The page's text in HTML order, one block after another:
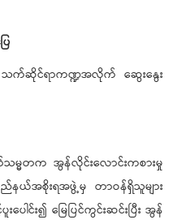
ြ
သက်ဆိုင်ရာကဏ္ဍအလိုက် ဆွေးနွေး
ာ်သမ္မတက အွန်လိုင်းလောင်းကစားမှု
ြည်နယ်အစိုးရအဖွဲ့မှ တာဝန်ရှိသူများ
ါင်း၍ မြေပြင်ကွင်းဆင်းပြီး အွန်